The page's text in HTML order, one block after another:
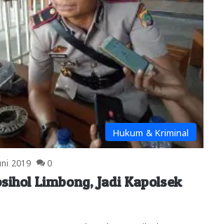
Hukum & Kriminal
2019 0
Limbong, Jadi Kapolsek